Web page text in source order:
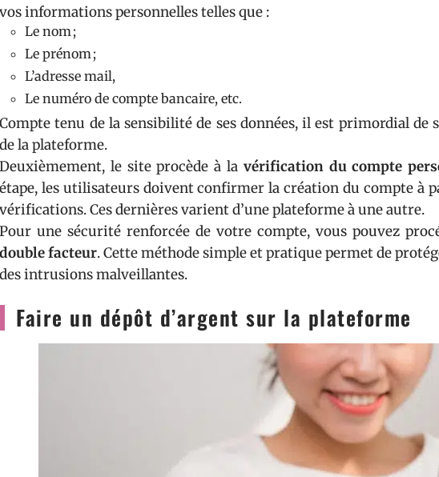
vos informations personnelles telles que :
Le nom ;
Le prénom ;
L’adresse mail,
Le numéro de compte bancaire, etc.
Compte tenu de la sensibilité de ses données, il est primordial de
de la plateforme.
Deuxièmement, le site procède à la vérification du compte
étape, les utilisateurs doivent confirmer la création du compte à
vérifications. Ces dernières varient d’une plateforme à une autre.
Pour une sécurité renforcée de votre compte, vous pouvez
double facteur. Cette méthode simple et pratique permet de
des intrusions malveillantes.
Faire un dépôt d’argent sur la plateforme